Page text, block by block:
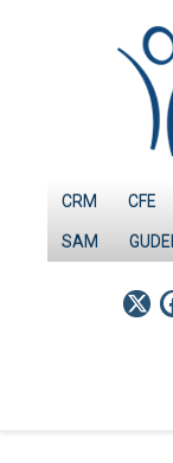
CRM CFE
SAM